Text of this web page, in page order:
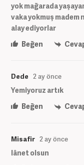
yok mağarada
vaka yokmuş madem
alay ediyorlar
Beğen
Dede 2 ay önce
Yemiyoruz artık
Beğen
Misafir 2 ay önce
lânet olsun